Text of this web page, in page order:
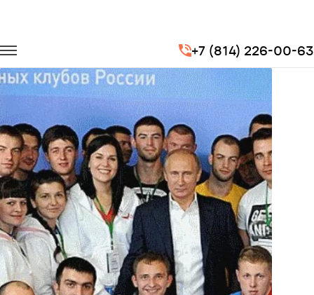
+7 (814) 226-00-63
Транспорт для спорта
Фестиваль "На спорте"